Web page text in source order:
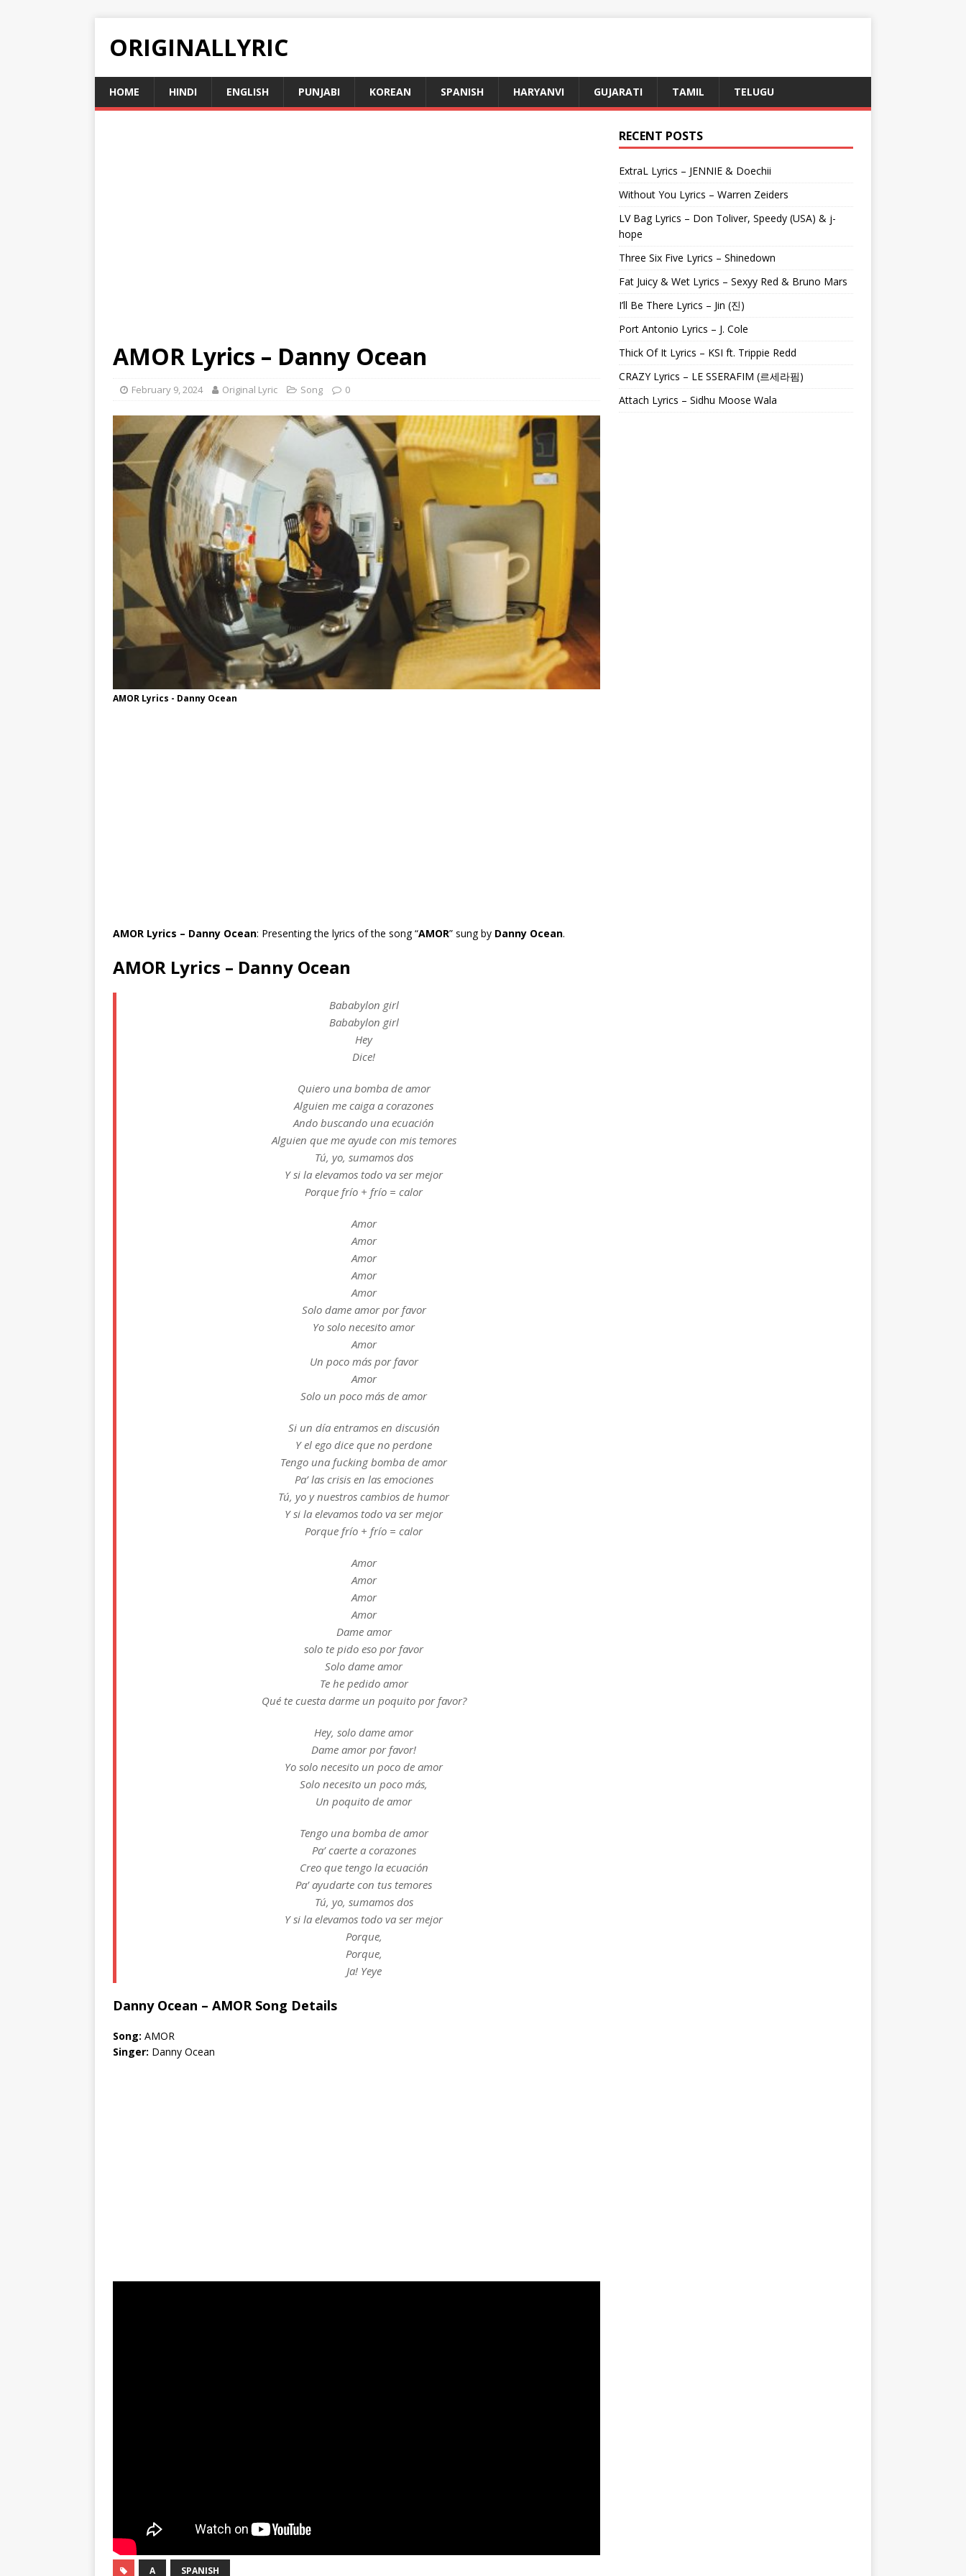
ORIGINALLYRIC
HOME HINDI ENGLISH PUNJABI KOREAN SPANISH HARYANVI GUJARATI TAMIL TELUGU
AMOR Lyrics – Danny Ocean
February 9, 2024 Original Lyric Song 0
AMOR Lyrics - Danny Ocean
AMOR Lyrics – Danny Ocean: Presenting the lyrics of the song “AMOR” sung by Danny Ocean.
AMOR Lyrics – Danny Ocean
Bababylon girl
Bababylon girl
Hey
Dice!
Quiero una bomba de amor
Alguien me caiga a corazones
Ando buscando una ecuación
Alguien que me ayude con mis temores
Tú, yo, sumamos dos
Y si la elevamos todo va ser mejor
Porque frío + frío = calor
Amor
Amor
Amor
Amor
Amor
Solo dame amor por favor
Yo solo necesito amor
Amor
Un poco más por favor
Amor
Solo un poco más de amor
Si un día entramos en discusión
Y el ego dice que no perdone
Tengo una fucking bomba de amor
Pa’ las crisis en las emociones
Tú, yo y nuestros cambios de humor
Y si la elevamos todo va ser mejor
Porque frío + frío = calor
Amor
Amor
Amor
Amor
Dame amor
solo te pido eso por favor
Solo dame amor
Te he pedido amor
Qué te cuesta darme un poquito por favor?
Hey, solo dame amor
Dame amor por favor!
Yo solo necesito un poco de amor
Solo necesito un poco más,
Un poquito de amor
Tengo una bomba de amor
Pa’ caerte a corazones
Creo que tengo la ecuación
Pa’ ayudarte con tus temores
Tú, yo, sumamos dos
Y si la elevamos todo va ser mejor
Porque,
Porque,
Ja! Yeye
Danny Ocean – AMOR Song Details
Song: AMOR
Singer: Danny Ocean
A SPANISH
RECENT POSTS
ExtraL Lyrics – JENNIE & Doechii
Without You Lyrics – Warren Zeiders
LV Bag Lyrics – Don Toliver, Speedy (USA) & j-
hope
Three Six Five Lyrics – Shinedown
Fat Juicy & Wet Lyrics – Sexyy Red & Bruno Mars
I’ll Be There Lyrics – Jin (진)
Port Antonio Lyrics – J. Cole
Thick Of It Lyrics – KSI ft. Trippie Redd
CRAZY Lyrics – LE SSERAFIM (르세라핌)
Attach Lyrics – Sidhu Moose Wala